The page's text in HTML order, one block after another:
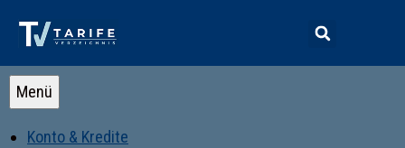
Menü
Konto & Kredite